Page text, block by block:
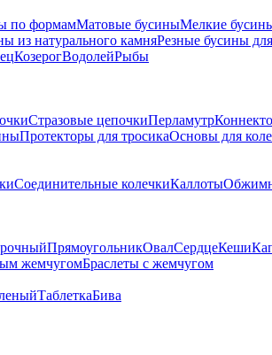
по формамМатовые бусиныМелкие
из натурального камняРезные бусины
КозерогВодолейРыбы
Стразовые цепочкиПерламутр
Протекторы для тросикаОсновы для
Соединительные колечкиКаллоты
ПрямоугольникОвалСердцеКеши
жемчугомБраслеты с жемчугом
ТаблеткаБива